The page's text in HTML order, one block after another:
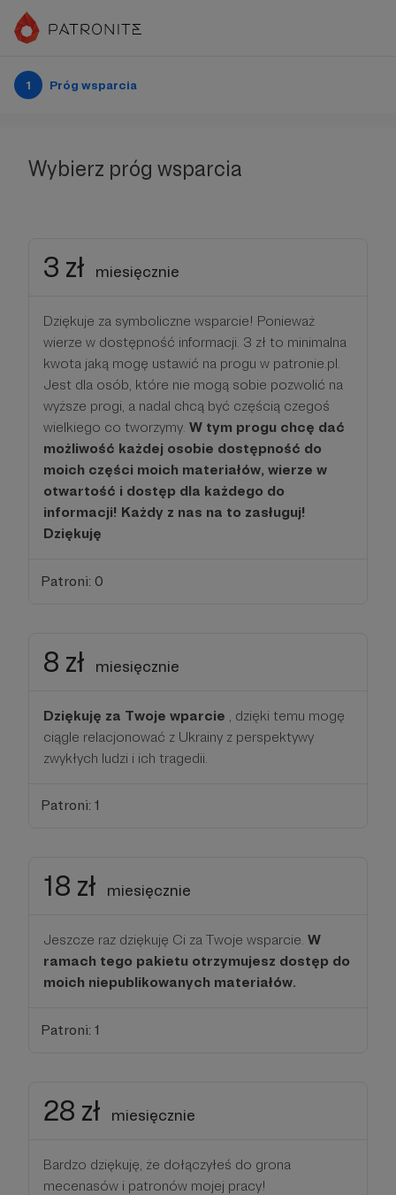
1 Próg wsparcia
Wybierz próg wsparcia
3 zł miesięcznie
Dziękuje za symboliczne wsparcie! Ponieważ
wierze w dostępność informacji. 3 zł to minimalna
kwota jaką mogę ustawić na progu w patronie.pl.
Jest dla osób, które nie mogą sobie pozwolić na
wyższe progi, a nadal chcą być częścią czegoś
wielkiego co tworzymy. W tym progu chcę dać
możliwość każdej osobie dostępność do
moich części moich materiałów, wierze w
otwartość i dostęp dla każdego do
informacji! Każdy z nas na to zasługuj!
Dziękuję
Patroni: 0
8 zł miesięcznie
Dziękuję za Twoje wparcie
, dzięki temu mogę
ciągle relacjonować z Ukrainy z perspektywy
zwykłych ludzi i ich tragedii.
Patroni: 1
18 zł miesięcznie
Jeszcze raz dziękuję Ci za Twoje wsparcie. W
ramach tego pakietu otrzymujesz dostęp do
moich niepublikowanych materiałów.
Patroni: 1
28 zł miesięcznie
Bardzo dziękuję, że dołączyłeś do grona
mecenasów i patronów mojej pracy!